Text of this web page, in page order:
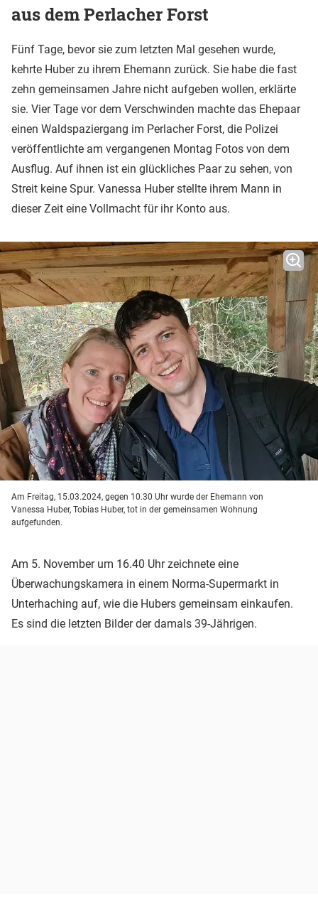
aus dem Perlacher Forst
Fünf Tage, bevor sie zum letzten Mal gesehen wurde,
kehrte Huber zu ihrem Ehemann zurück. Sie habe die fast
zehn gemeinsamen Jahre nicht aufgeben wollen, erklärte
sie. Vier Tage vor dem Verschwinden machte das Ehepaar
einen Waldspaziergang im Perlacher Forst, die Polizei
veröffentlichte am vergangenen Montag Fotos von dem
Ausflug. Auf ihnen ist ein glückliches Paar zu sehen, von
Streit keine Spur. Vanessa Huber stellte ihrem Mann in
dieser Zeit eine Vollmacht für ihr Konto aus.
Am Freitag, 15.03.2024, gegen 10.30 Uhr wurde der Ehemann von
Vanessa Huber, Tobias Huber, tot in der gemeinsamen Wohnung
aufgefunden.
Am 5. November um 16.40 Uhr zeichnete eine
Überwachungskamera in einem Norma-Supermarkt in
Unterhaching auf, wie die Hubers gemeinsam einkaufen.
Es sind die letzten Bilder der damals 39-Jährigen.